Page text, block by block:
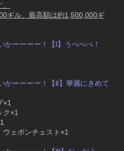
ギル、最高額は約1,500,000ギ
かーーーー！【Ⅰ】うぺぺぺ！
かーーーー！【Ⅱ】華麗にきめて
×1
ポンチェスト×1